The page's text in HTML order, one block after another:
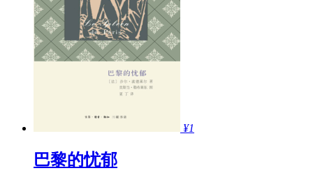
¥1
巴黎的忧郁